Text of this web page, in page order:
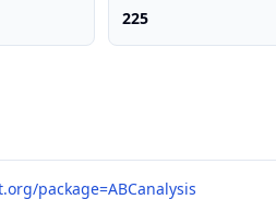
225
package=ABCanalysis